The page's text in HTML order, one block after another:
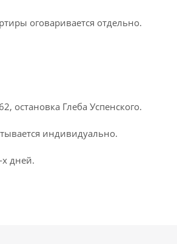
оговаривается отдельно.
остановка Глеба Успенского.
индивидуально.
дней.